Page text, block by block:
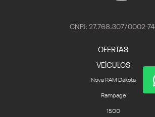
CNPJ: 27.768.307/0002-74
OFERTAS
VEÍCULOS
Nova RAM Dakota
Rampage
1500